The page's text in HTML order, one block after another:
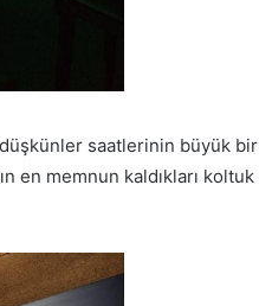
düşkünler saatlerinin büyük bir
en memnun kaldıkları koltuk